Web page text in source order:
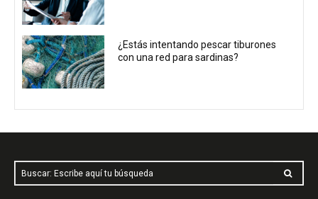
¿Estás intentando pescar tiburones
con una red para sardinas?
Buscar: Escribe aquí tu búsqueda